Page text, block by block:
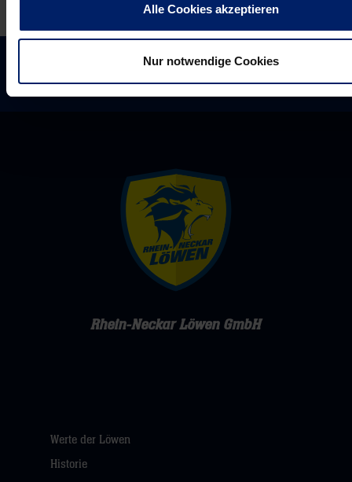
Alle Cookies akzeptieren
Nur notwendige Cookies
Rhein-Neckar Löwen GmbH
Werte der Löwen
Historie